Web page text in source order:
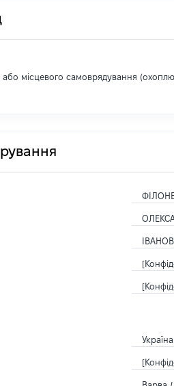
місцевого самоврядування
Україна